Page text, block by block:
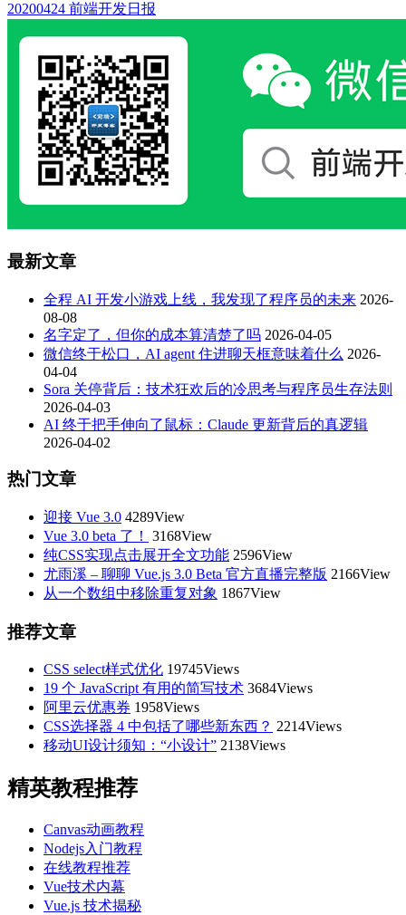
20200424 前端开发日报
最新文章
全程 AI 开发小游戏上线，我发现了程序员的未来 2026-
08-08
名字定了，但你的成本算清楚了吗 2026-04-05
微信终于松口，AI agent 住进聊天框意味着什么 2026-
04-04
Sora 关停背后：技术狂欢后的冷思考与程序员生存法则
2026-04-03
AI 终于把手伸向了鼠标：Claude 更新背后的真逻辑
2026-04-02
热门文章
迎接 Vue 3.0 4289View
Vue 3.0 beta 了！
3168View
纯CSS实现点击展开全文功能 2596View
尤雨溪 – 聊聊 Vue.js 3.0 Beta 官方直播完整版 2166View
从一个数组中移除重复对象 1867View
推荐文章
CSS select样式优化 19745Views
19 个 JavaScript 有用的简写技术 3684Views
阿里云优惠券 1958Views
CSS选择器 4 中包括了哪些新东西？ 2214Views
移动UI设计须知：“小设计” 2138Views
精英教程推荐
Canvas动画教程
Nodejs入门教程
在线教程推荐
Vue技术内幕
Vue.js 技术揭秘